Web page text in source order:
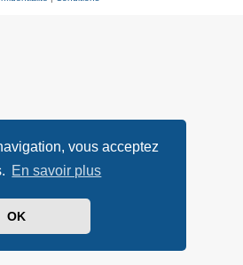
vous acceptez
En savoir plus
OK